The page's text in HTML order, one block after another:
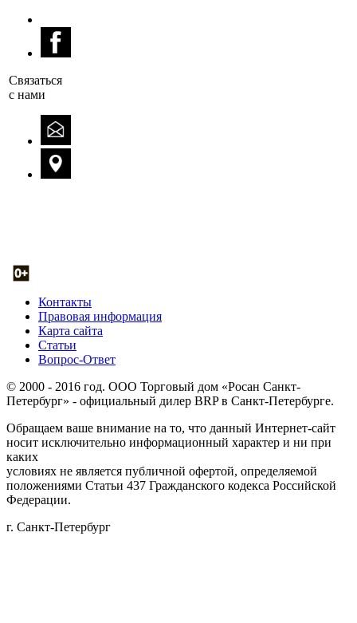
Cвязаться
с нами
Контакты
Правовая информация
Карта сайта
Статьи
Вопрос-Ответ
© 2000 - 2016 год. ООО Торговый дом «Росан Санкт-
Петербург» - официальный дилер BRP в Санкт-Петербурге.
Обращаем ваше внимание на то, что данный Интернет-сайт
носит исключительно информационный характер и ни при
каких
условиях не является публичной офертой, определяемой
положениями Статьи 437 Гражданского кодекса Российской
Федерации.
г. Санкт-Петербург